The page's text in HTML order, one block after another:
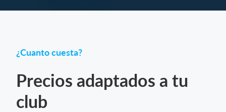
¿Cuanto cuesta?
Precios adaptados a tu
club